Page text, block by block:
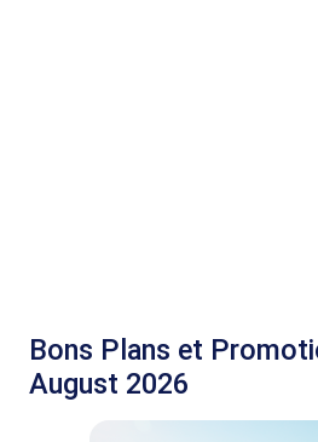
Bons Plans et
August 2026